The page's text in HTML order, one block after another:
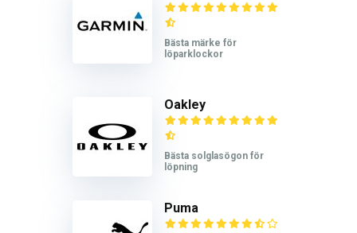
Bästa märke för
löparklockor
Oakley
Bästa solglasögon för
löpning
Puma